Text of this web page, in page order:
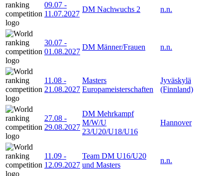
09.07 -
11.07.2027
DM Nachwuchs 2 n.n.
30.07 -
01.08.2027
DM Männer/Frauen n.n.
11.08 -
21.08.2027
Masters
Europameisterschaften
Jyväskylä
(Finnland)
27.08 -
29.08.2027
DM Mehrkampf
M/W/U
23/U20/U18/U16
Hannover
11.09 -
12.09.2027
Team DM U16/U20
und Masters
n.n.